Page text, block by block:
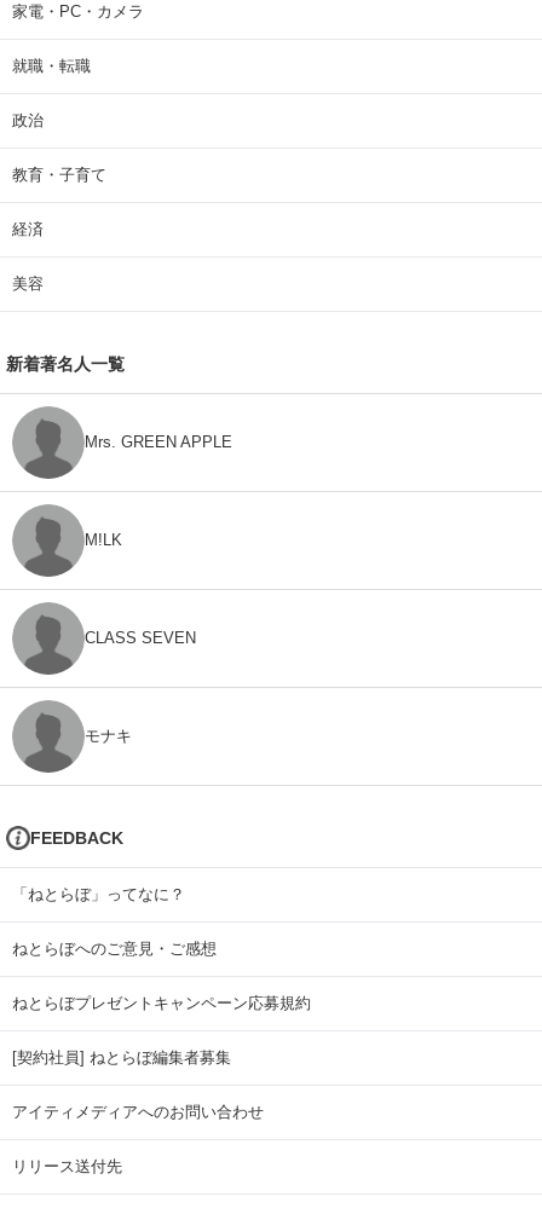
家電・PC・カメラ
就職・転職
政治
教育・子育て
経済
美容
新着著名人一覧
Mrs. GREEN APPLE
M!LK
CLASS SEVEN
モナキ
FEEDBACK
「ねとらぼ」ってなに？
ねとらぼへのご意見・ご感想
ねとらぼプレゼントキャンペーン応募規約
[契約社員] ねとらぼ編集者募集
アイティメディアへのお問い合わせ
リリース送付先